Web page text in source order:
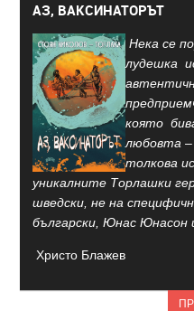
АЗ, ВАКСИНАТОРЪТ
Нека се
лудешка
която
любовта
толкова
уникалните Торлашки
шведски, не на
български, Юнас
Христо Блажев